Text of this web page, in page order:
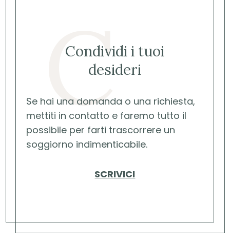
C
Condividi i tuoi
desideri
Se hai una domanda o una richiesta,
mettiti in contatto e faremo tutto il
possibile per farti trascorrere un
soggiorno indimenticabile.
SCRIVICI